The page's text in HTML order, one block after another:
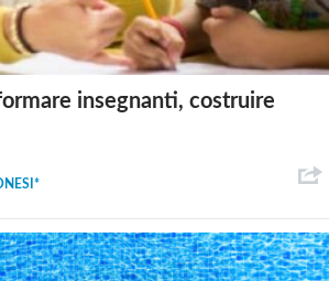
insegnanti, costruire